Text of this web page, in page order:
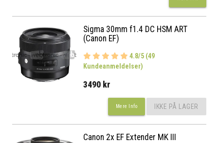
Sigma 30mm f1.4 DC HSM ART
(Canon EF)
4.8/5 (49
Kundeanmeldelser)
3490 kr
Mere Info IKKE PÅ LAGER
Canon 2x EF Extender MK III